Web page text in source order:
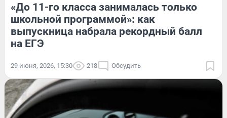
«До 11-го класса занималась только
школьной программой»: как
выпускница набрала рекордный балл
на ЕГЭ
29 июня, 2026, 15:30 218 Обсудить